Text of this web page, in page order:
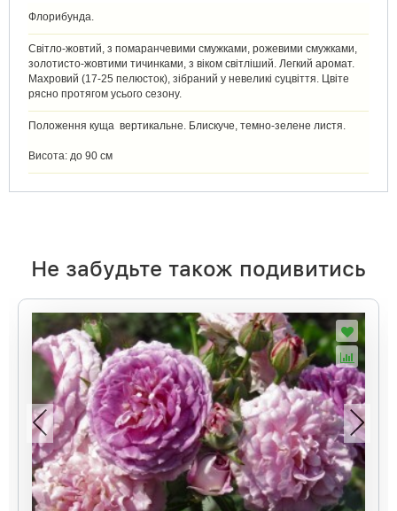
Флорибунда.
Світло-жовтий, з помаранчевими смужками, рожевими смужками,
золотисто-жовтими тичинками, з віком світліший. Легкий аромат.
Махровий (17-25 пелюсток), зібраний у невеликі суцвіття. Цвіте
рясно протягом усього сезону.
Положення куща вертикальне. Блискуче, темно-зелене листя.
Висота: до 90 см
Не забудьте також подивитись